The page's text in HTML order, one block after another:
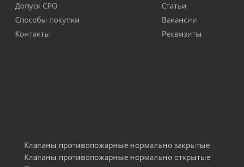
Допуск СРО
Способы покупки
Контакты
Статьи
Вакансии
Реквизиты
Клапаны противопожарные нормально закрытые
Клапаны противопожарные нормально открытые